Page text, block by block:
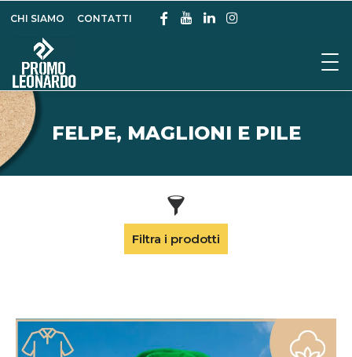
CHI SIAMO CONTATTI
FELPE, MAGLIONI E PILE
Filtra i prodotti